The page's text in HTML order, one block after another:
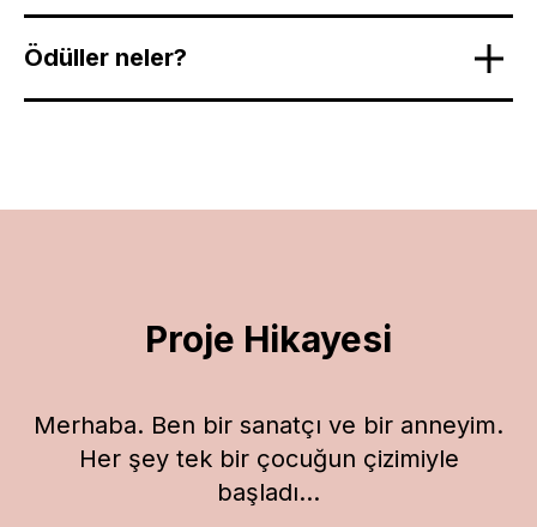
Ödüller neler?
Proje Hikayesi
Merhaba. Ben bir sanatçı ve bir anneyim.
Her şey tek bir çocuğun çizimiyle
başladı...